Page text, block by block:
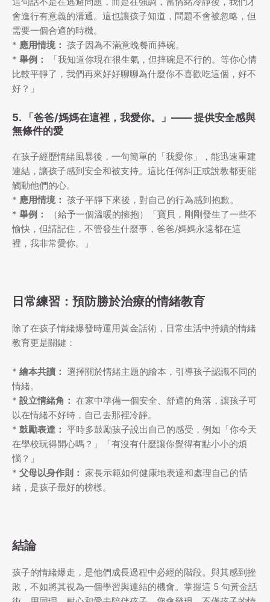
會進行有意義的溝通。這也讓孩子知道，問題不會被忽略，但
需要一個合適的時機。
* 應用情境： 孩子因為不滿意晚餐而摔碗。
* 舉例：
「我知道你現在很生氣，但摔碗是不行的。等你心情
比較平靜了，我們再來好好聊聊為什麼你不喜歡吃這個，好不
好？」
5. 「爸爸/媽媽在這裡，我愛你。」—— 提供安全感與
無條件的愛
在孩子經歷情緒風暴後，一句簡單的「我愛你」，能迅速重建
連結，讓孩子感到安全和被支持。這比任何糾正或說教都更能
觸動他們的心。
* 應用情境： 孩子平靜下來後，對自己的行為感到抱歉。
* 舉例：
（給予一個溫暖的擁抱）「寶貝，剛剛發生了一些不
愉快，但請記住，不管發生什麼事，爸爸/媽媽永遠都在這
裡，我非常愛你。」
日常練習：預防勝於治療的情緒教育
除了在孩子情緒爆發時運用黃金話術，日常生活中持續的情緒
教育更是關鍵：
* 繪本共讀： 選擇關於情緒主題的繪本，引導孩子認識不同的
情緒。
* 設立情緒角： 在家中準備一個安全、舒適的角落，讓孩子可
以在情緒不好時，自己去那裡冷靜。
* 鼓勵表達： 平時多鼓勵孩子說出自己的感受，例如「你今天
在學校玩得開心嗎？」「有沒有什麼讓你覺得有點小小的煩
惱？」
* 父母以身作則： 家長示範如何健康地表達和處理自己的情
緒，是孩子最好的榜樣。
結論
孩子的情緒爆走，是他們成長過程中必經的階段。與其感到挫
敗，不如將其視為一個學習與連結的機會。掌握這 5 句黃金話